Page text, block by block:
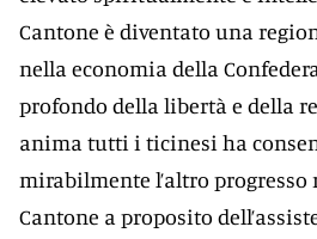
Cantone è diventato una
nella economia della
profondo della libertà e della
anima tutti i ticinesi ha
mirabilmente l’altro progresso
Cantone a proposito